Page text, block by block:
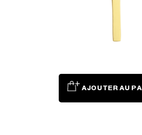
AJOUTER AU